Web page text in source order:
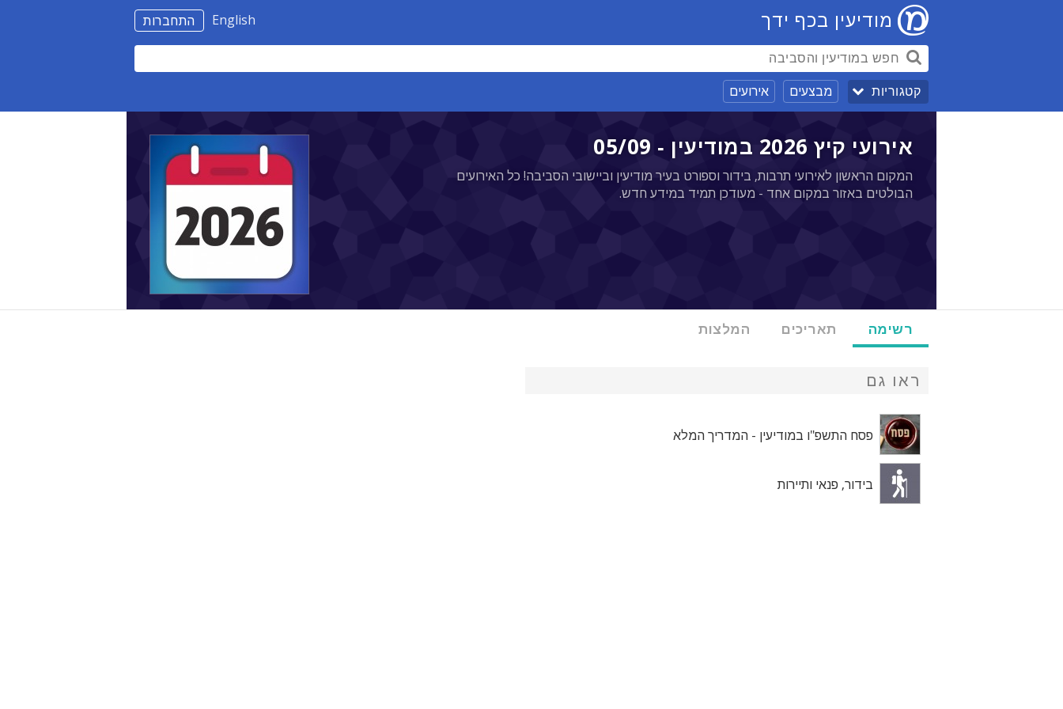
התחברות English מודיעין בכף ידך
קטגוריות מבצעים אירועים
אירועי קיץ 2026 במודיעין - 05/09
המקום הראשון לאירועי תרבות, בידור וספורט בעיר מודיעין וביישובי הסביבה! כל האירועים
הבולטים באזור במקום אחד - מעודכן תמיד במידע חדש.
רשימה תאריכים המלצות
ראו גם
פסח התשפ"ו במודיעין - המדריך המלא
בידור, פנאי ותיירות